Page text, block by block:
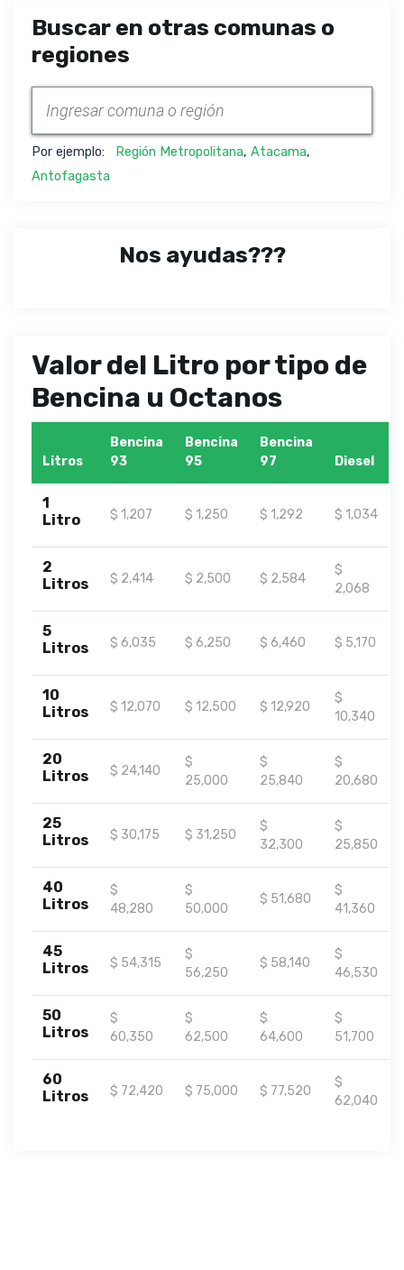
Buscar en otras comunas o
regiones
Por ejemplo: Región Metropolitana, Atacama,
Antofagasta
Nos ayudas???
Valor del Litro por tipo de
Bencina u Octanos
Litros
Bencina
93
Bencina
95
Bencina
97
Diesel
1
Litro
$ 1,207 $ 1,250 $ 1,292 $ 1,034
2
Litros
$ 2,414 $ 2,500 $ 2,584
$
2,068
5
Litros
$ 6,035 $ 6,250 $ 6,460 $ 5,170
10
Litros
$ 12,070 $ 12,500 $ 12,920
$
10,340
20
Litros
$ 24,140
$
25,000
$
25,840
$
20,680
25
Litros
$ 30,175 $ 31,250
$
32,300
$
25,850
40
Litros
$
48,280
$
50,000
$ 51,680
$
41,360
45
Litros
$ 54,315
$
56,250
$ 58,140
$
46,530
50
Litros
$
60,350
$
62,500
$
64,600
$
51,700
60
Litros
$ 72,420 $ 75,000 $ 77,520
$
62,040